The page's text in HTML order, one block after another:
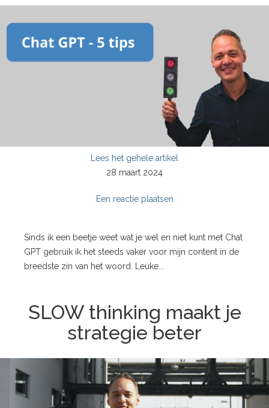
Lees het gehele artikel
28 maart 2024
Een reactie plaatsen
Sinds ik een beetje weet wat je wel en niet kunt met Chat
GPT gebruik ik het steeds vaker voor mijn content in de
breedste zin van het woord. Leuke...
SLOW thinking maakt je
strategie beter